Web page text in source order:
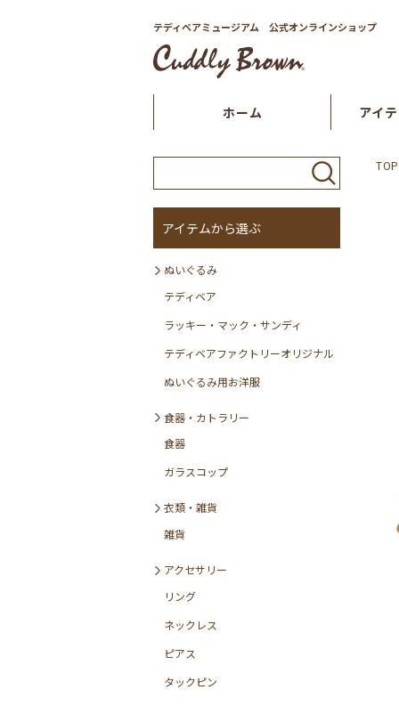
テディベアミュージアム 公式オンラインショップ
ホーム アイ
TOP
アイテムから選ぶ
ぬいぐるみ
テディベア
ラッキー・マック・サンディ
テディベアファクトリーオリジナル
ぬいぐるみ用お洋服
食器・カトラリー
食器
ガラスコップ
衣類・雑貨
雑貨
アクセサリー
リング
ネックレス
ピアス
タックピン